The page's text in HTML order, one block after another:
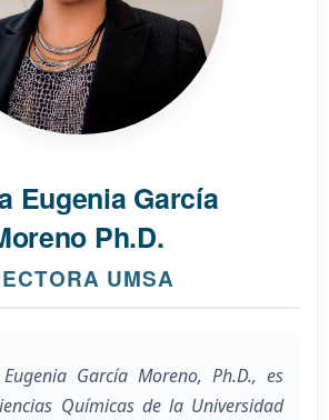
Eugenia García
Ph.D.
UMSA
García Moreno, Ph.D., es
Químicas de la Universidad